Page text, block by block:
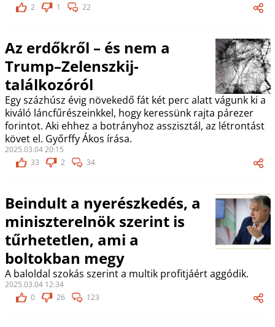
2
1 22
Az erdőkről – és nem a
Trump–Zelenszkij-
találkozóról
Egy százhúsz évig növekedő fát két perc alatt vágunk ki a
kiváló láncfűrészeinkkel, hogy keressünk rajta párezer
forintot. Aki ehhez a botrányhoz asszisztál, az létrontást
követ el. Győrffy Ákos írása.
2025.03.04 20:15
33
2 34
Beindult a nyerészkedés, a
miniszterelnök szerint is
tűrhetetlen, ami a
boltokban megy
A baloldal szokás szerint a multik profitjáért aggódik.
2025.03.04 12:34
0
26 123